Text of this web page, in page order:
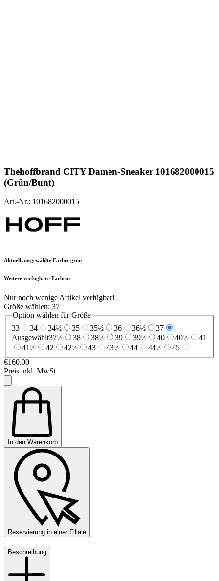
Thehoffbrand CITY Damen-Sneaker 101682000015
(Grün/Bunt)
Art.-Nr.: 101682000015
Aktuell ausgewählte Farbe: grün
Weitere verfügbare Farben:
Nur noch wenige Artikel verfügbar!
Größe wählen: 37
Option wählen für Größe
33
34 34½ 35 35½ 36 36½
37
Ausgewählt37½ 38 38½ 39 39½ 40 40½
41
41½
42 42½ 43 43½ 44 44½
45
€160.00
Preis inkl. MwSt.
In den Warenkorb
Reservierung in einer Filiale
Beschreibung